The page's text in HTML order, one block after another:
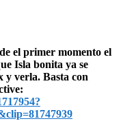
el primer momento el
Isla bonita ya se
y verla. Basta con